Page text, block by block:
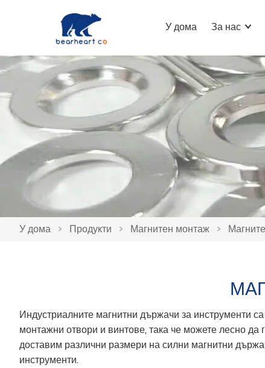
У дома За нас
У дома > Продукти > Магнитен монтаж >
Индустриалните магнитни държачи за инструменти
монтажни отвори и винтове, така че можете лесно
доставим различни размери на силни магнитни
инструменти.